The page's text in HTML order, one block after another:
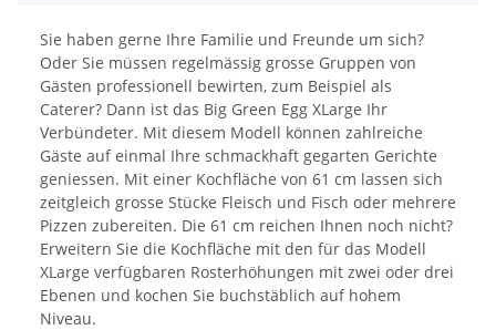
Sie haben gerne Ihre Familie und Freunde um sich?
Oder Sie müssen regelmässig grosse Gruppen von
Gästen professionell bewirten, zum Beispiel als
Caterer? Dann ist das Big Green Egg XLarge Ihr
Verbündeter. Mit diesem Modell können zahlreiche
Gäste auf einmal Ihre schmackhaft gegarten Gerichte
geniessen. Mit einer Kochfläche von 61 cm lassen sich
zeitgleich grosse Stücke Fleisch und Fisch oder mehrere
Pizzen zubereiten. Die 61 cm reichen Ihnen noch nicht?
Erweitern Sie die Kochfläche mit den für das Modell
XLarge verfügbaren Rosterhöhungen mit zwei oder drei
Ebenen und kochen Sie buchstäblich auf hohem
Niveau.